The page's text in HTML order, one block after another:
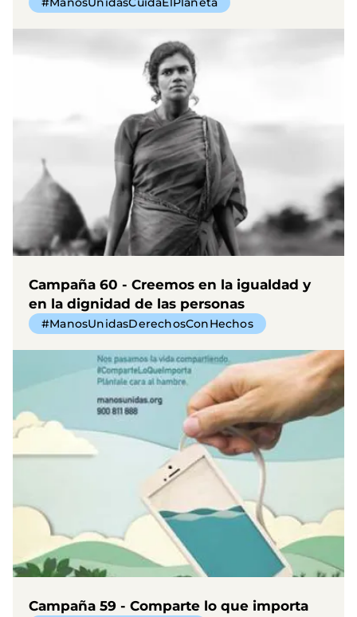
Campaña 60 - Creemos en la igualdad y
en la dignidad de las personas
#ManosUnidasDerechosConHechos
Campaña 59 - Comparte lo que importa